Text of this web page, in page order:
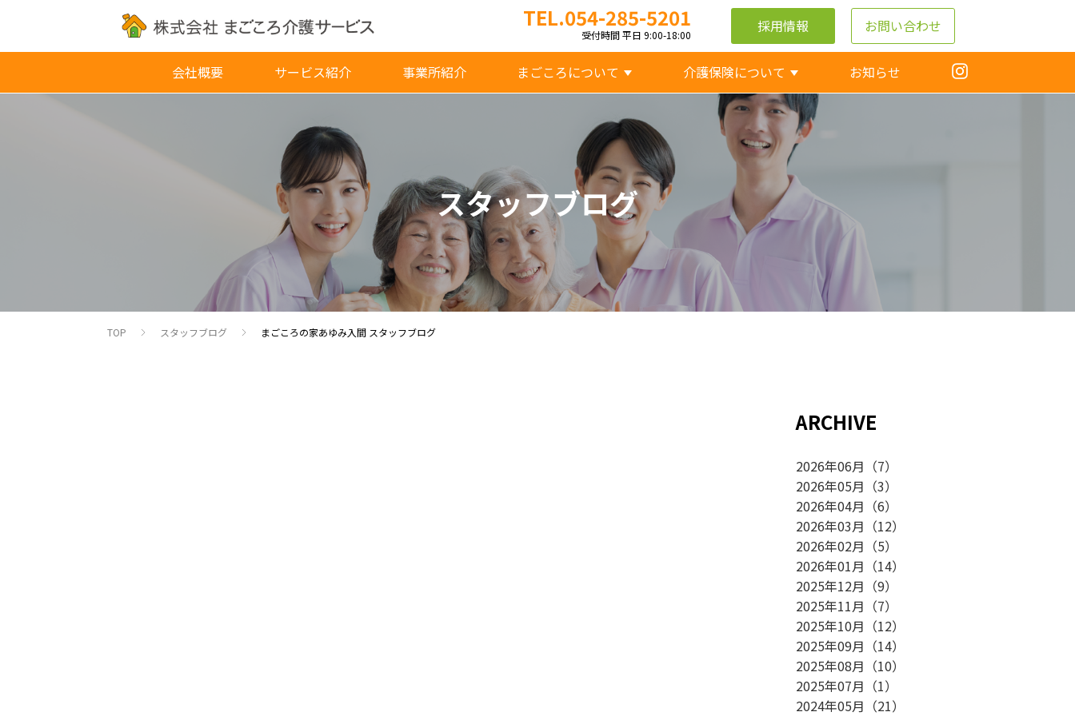
TEL.054-285-5201
受付時間 平日 9:00-18:00 採用情報 お問い合わせ
会社概要 サービス紹介 事業所紹介 まごころについて 介護保険について お知らせ
スタッフブログ
TOP スタッフブログ まごころの家あゆみ入間 スタッフブログ
ARCHIVE
2026年06月 （7）
2026年05月 （3）
2026年04月 （6）
2026年03月 （12）
2026年02月 （5）
2026年01月 （14）
2025年12月 （9）
2025年11月 （7）
2025年10月 （12）
2025年09月 （14）
2025年08月 （10）
2025年07月 （1）
2024年05月 （21）